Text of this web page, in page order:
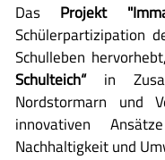
Das Projekt
Schülerpartizipation
Schulleben
Schulteich“in
Nordstormarn und
innovativen
Nachhaltigkeit und